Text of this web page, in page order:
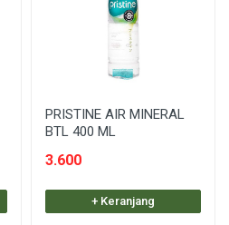
PRISTINE AIR MINERAL
BTL 400 ML
3.600
+ Keranjang